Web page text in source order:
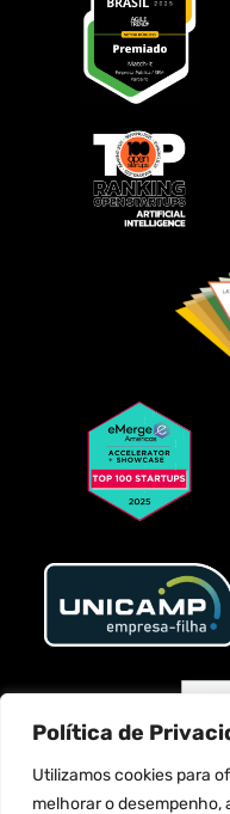
Política de
Utilizamos cookies para
melhorar o desempenho,